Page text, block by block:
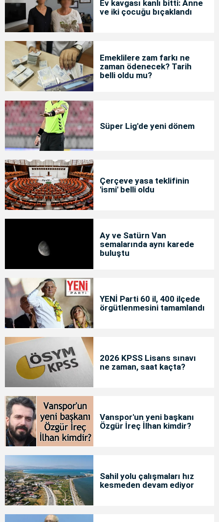
Ev kavgası kanlı bitti: Anne
ve iki çocuğu bıçaklandı
Emeklilere zam farkı ne
zaman ödenecek? Tarih
belli oldu mu?
Süper Lig'de yeni dönem
Çerçeve yasa teklifinin
'ismi' belli oldu
Ay ve Satürn Van
semalarında aynı karede
buluştu
YENİ Parti 60 il, 400 ilçede
örgütlenmesini tamamlandı
2026 KPSS Lisans sınavı
ne zaman, saat kaçta?
Vanspor'un yeni başkanı
Özgür İreç İlhan kimdir?
Sahil yolu çalışmaları hız
kesmeden devam ediyor